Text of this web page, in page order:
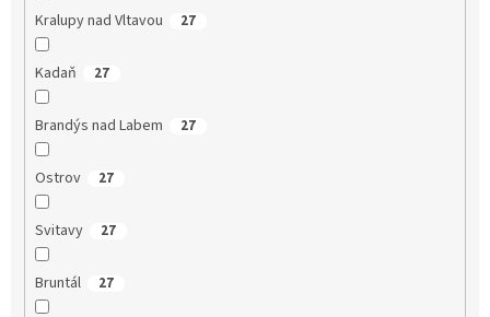
Kralupy nad Vltavou 27
Kadaň 27
Brandýs nad Labem 27
Ostrov 27
Svitavy 27
Bruntál 27